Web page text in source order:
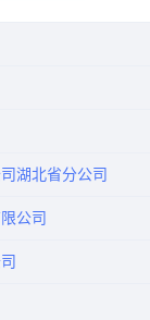
湖北省分公司
公司